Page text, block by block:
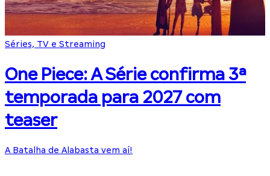
Séries, TV e Streaming
One Piece: A Série confirma 3ª
temporada para 2027 com
teaser
A Batalha de Alabasta vem aí!